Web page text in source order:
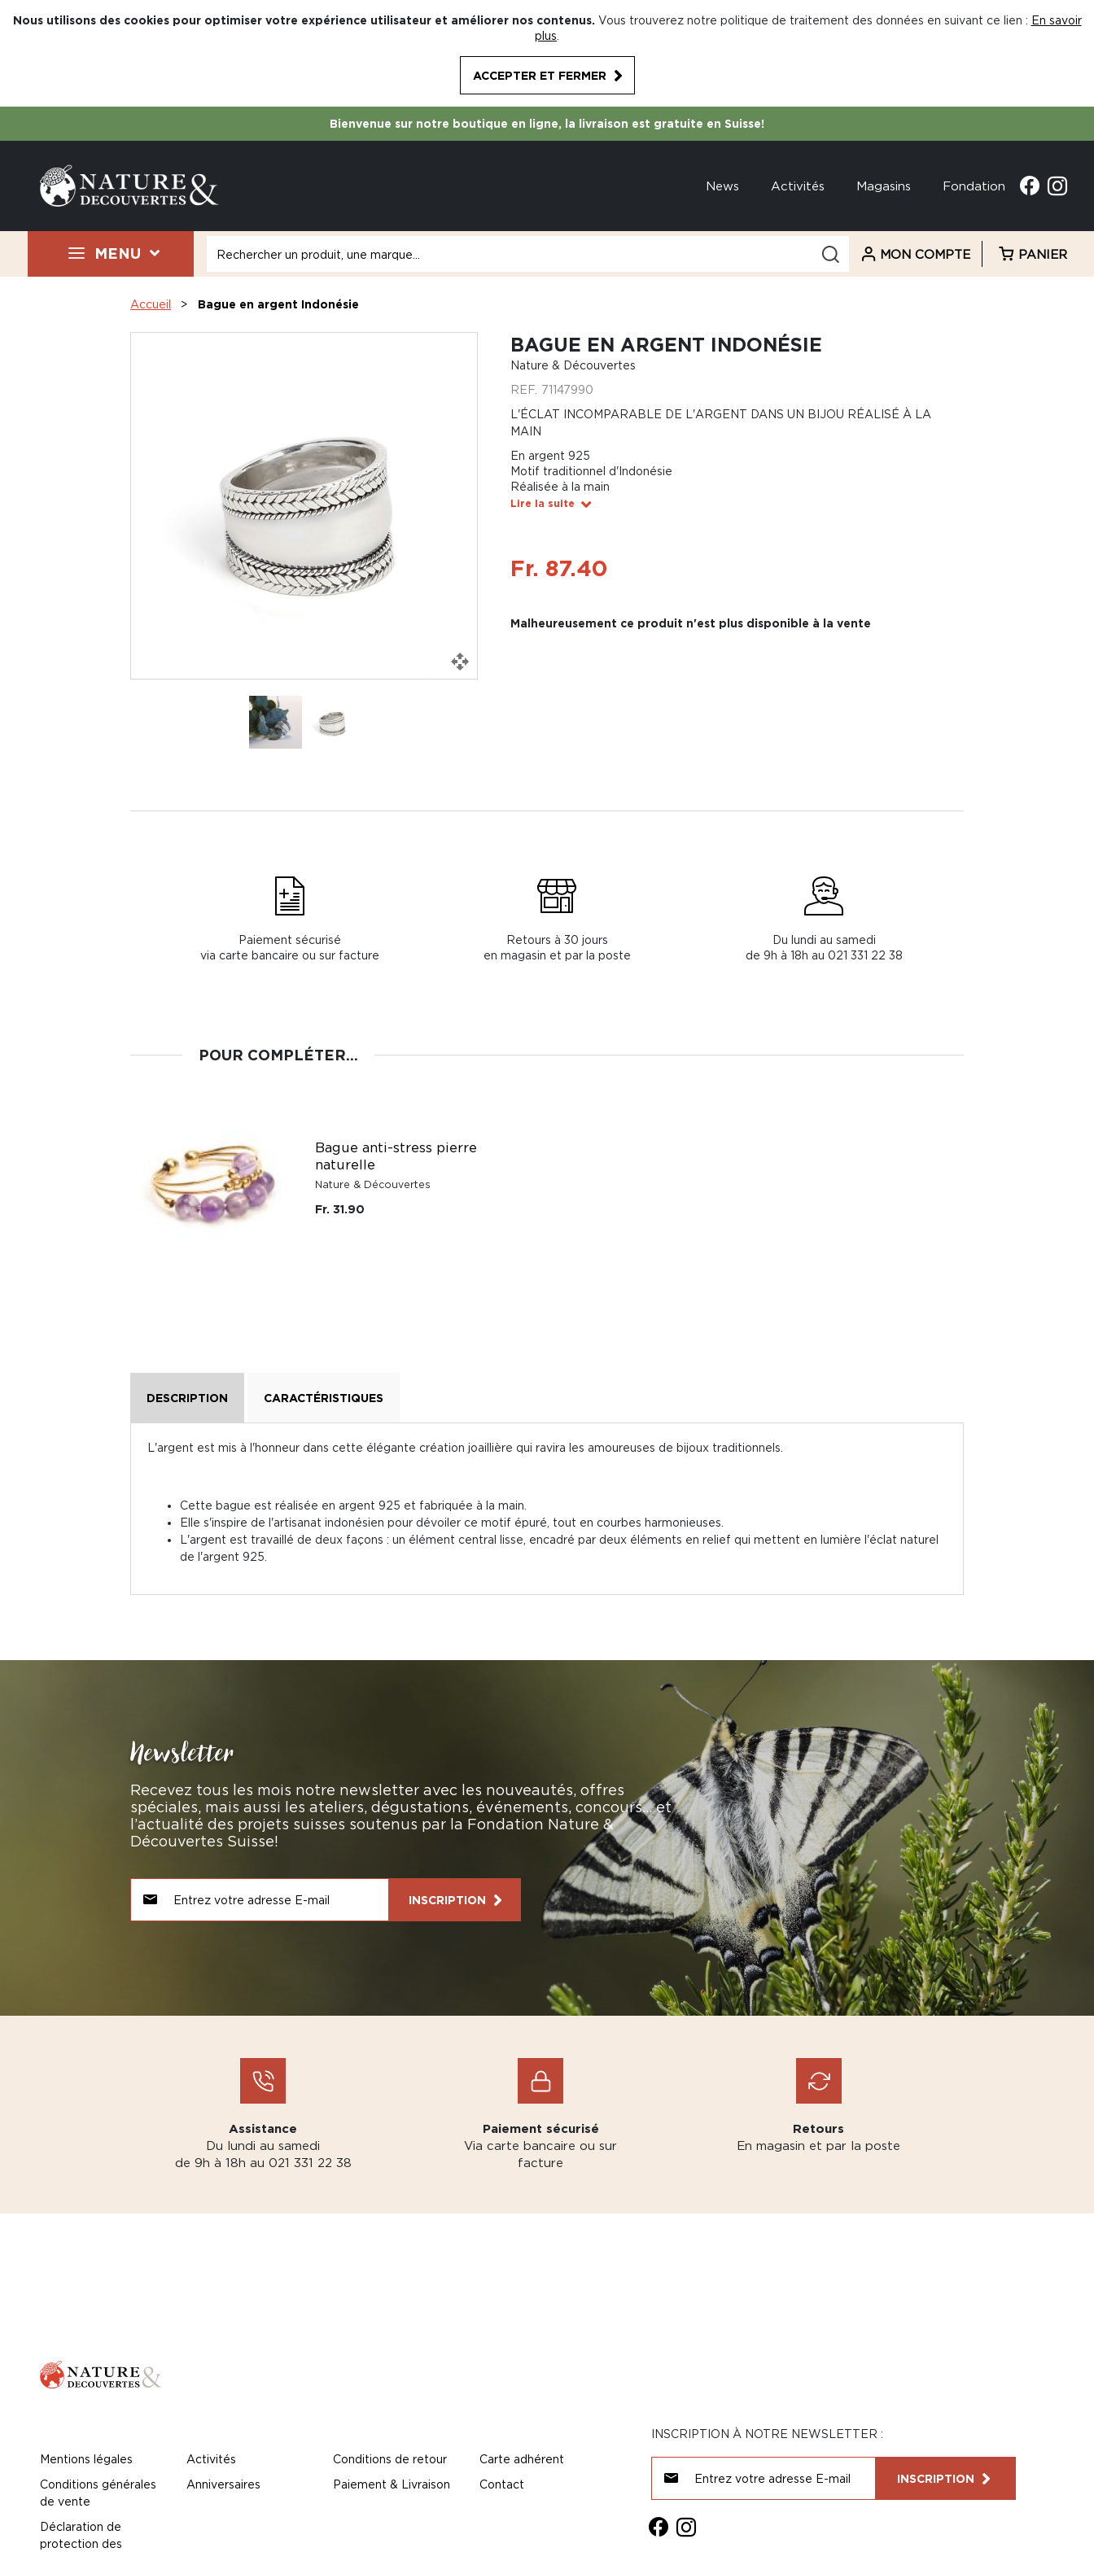
Nous utilisons des cookies pour optimiser votre expérience utilisateur et améliorer nos contenus. Vous trouverez notre politique de traitement des données en suivant ce lien : En savoir
plus
ACCEPTER ET FERMER
Bienvenue sur notre boutique en ligne, la livraison est gratuite en Suisse!
News Activités Magasins Fondation
MENU MON COMPTE PANIER
Accueil Bague en argent Indonésie
BAGUE EN ARGENT INDONÉSIE
Nature & Découvertes
REF. 71147990
L'ÉCLAT INCOMPARABLE DE L'ARGENT DANS UN BIJOU RÉALISÉ À LA
MAIN
En argent 925
Motif traditionnel d'Indonésie
Réalisée à la main
Lire la suite
Fr. 87.40
Malheureusement ce produit n'est plus disponible à la vente
Paiement sécurisé
via carte bancaire ou sur facture
Retours à 30 jours
en magasin et par la poste
Du lundi au samedi
de 9h à 18h au 021 331 22 38
POUR COMPLÉTER...
Bague anti-stress pierre
naturelle
Nature & Découvertes
Fr. 31.90
DESCRIPTION CARACTÉRISTIQUES
L'argent est mis à l'honneur dans cette élégante création joaillière qui ravira les amoureuses de bijoux traditionnels.
Cette bague est réalisée en argent 925 et fabriquée à la main.
Elle s'inspire de l'artisanat indonésien pour dévoiler ce motif épuré, tout en courbes harmonieuses.
L'argent est travaillé de deux façons : un élément central lisse, encadré par deux éléments en relief qui mettent en lumière l'éclat naturel
de l'argent 925.
Newsletter
Recevez tous les mois notre newsletter avec les nouveautés, offres
spéciales, mais aussi les ateliers, dégustations, événements, concours… et
l’actualité des projets suisses soutenus par la Fondation Nature &
Découvertes Suisse!
INSCRIPTION
Assistance
Du lundi au samedi
de 9h à 18h au 021 331 22 38
Paiement sécurisé
Via carte bancaire ou sur
facture
Retours
En magasin et par la poste
Mentions légales
Conditions générales
de vente
Déclaration de
protection des
Activités
Anniversaires
Conditions de retour
Paiement & Livraison
Carte adhérent
Contact
INSCRIPTION À NOTRE NEWSLETTER :
INSCRIPTION